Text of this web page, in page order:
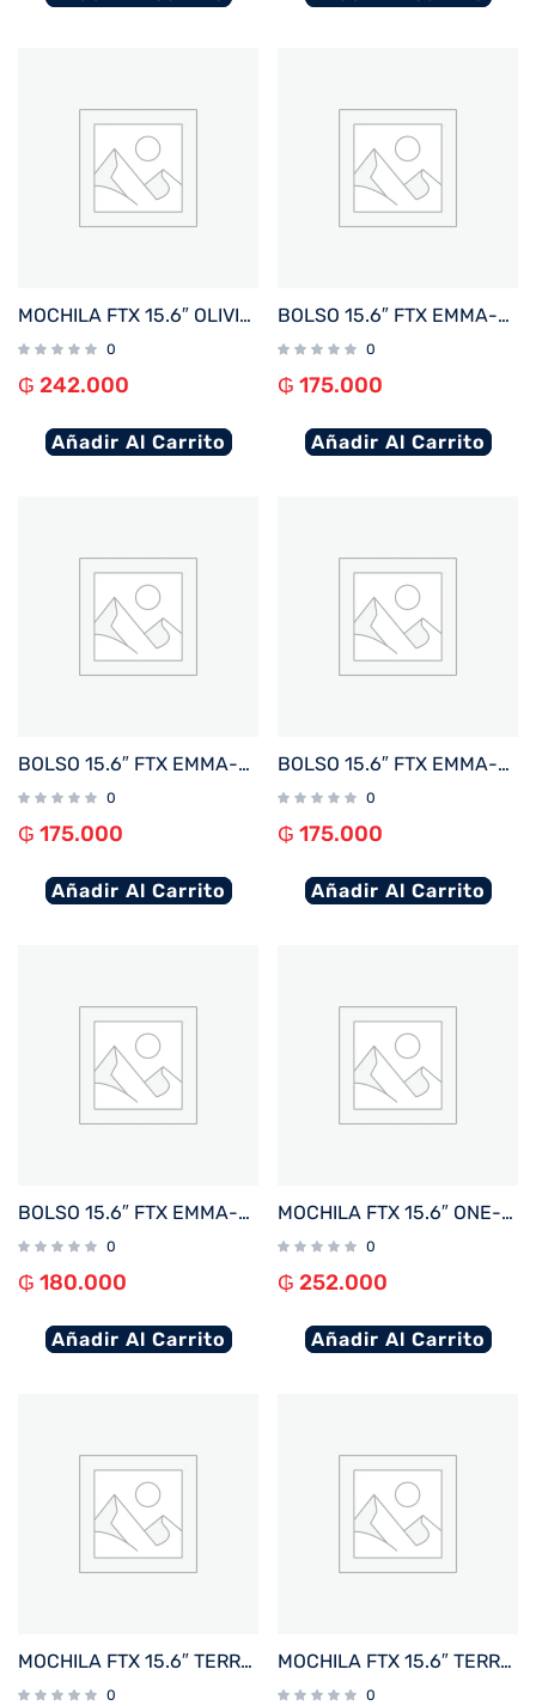
MOCHILA FTX 15.6″ OLIVIA-BK NEGRO
0
₲ 242.000
Añadir Al Carrito
BOLSO 15.6″ FTX EMMA-RBR MARRON ROJIZO
0
₲ 175.000
Añadir Al Carrito
BOLSO 15.6″ FTX EMMA-BL AZUL
0
₲ 175.000
Añadir Al Carrito
BOLSO 15.6″ FTX EMMA-KH KHAKI
0
₲ 175.000
Añadir Al Carrito
BOLSO 15.6″ FTX EMMA-BK NEGRO 124870
0
₲ 180.000
Añadir Al Carrito
MOCHILA FTX 15.6″ ONE-BL AZUL
0
₲ 252.000
Añadir Al Carrito
MOCHILA FTX 15.6″ TERRA-BR MARRON
0
MOCHILA FTX 15.6″ TERRA-BL AZUL
0